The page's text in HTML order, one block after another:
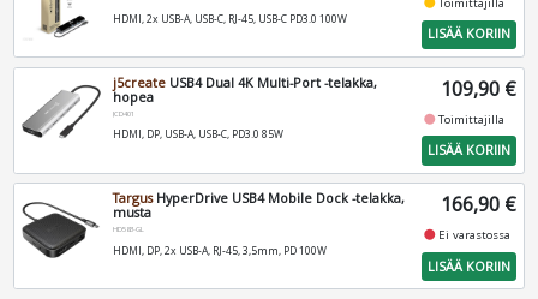
HDMI, 2x USB-A, USB-C, RJ-45, USB-C PD3.0 100W
Toimittajilla
LISÄÄ KORIIN
j5create USB4 Dual 4K Multi-Port -telakka,
hopea
JCD401
HDMI, DP, USB-A, USB-C, PD3.0 85W
109,90 €
fiber_manual_recordToimittajilla
LISÄÄ KORIIN
TargusHyperDrive USB4 Mobile Dock -telakka,
musta
HD583-GL
HDMI, DP, 2x USB-A, RJ-45, 3,5mm, PD 100W
166,90 €
fiber_manual_record Ei varastossa
LISÄÄ KORIIN